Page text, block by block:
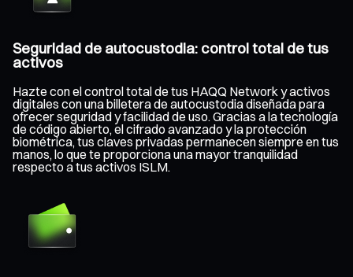
Seguridad de autocustodia: control total de tus
activos
Hazte con el control total de tus HAQQ Network y activos
digitales con una billetera de autocustodia diseñada para
ofrecer seguridad y facilidad de uso. Gracias a la tecnología
de código abierto, el cifrado avanzado y la protección
biométrica, tus claves privadas permanecen siempre en tus
manos, lo que te proporciona una mayor tranquilidad
respecto a tus activos ISLM.